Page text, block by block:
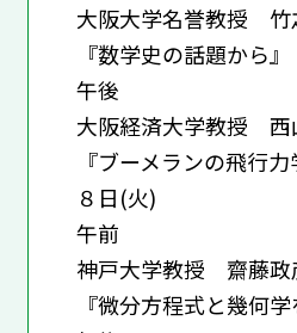
大阪大学名誉教授 竹
『数学史の話題から』
午後
大阪経済大学教授 西
『ブーメランの飛行力
８日(火)
午前
神戸大学教授 齋藤政
『微分方程式と幾何学